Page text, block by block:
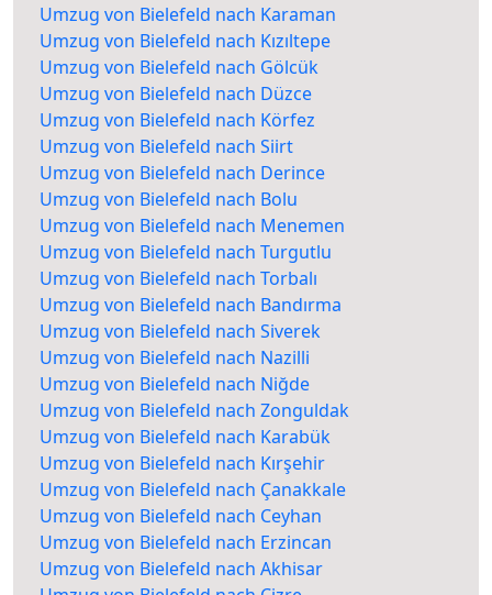
Umzug von Bielefeld nach Karaman
Umzug von Bielefeld nach Kızıltepe
Umzug von Bielefeld nach Gölcük
Umzug von Bielefeld nach Düzce
Umzug von Bielefeld nach Körfez
Umzug von Bielefeld nach Siirt
Umzug von Bielefeld nach Derince
Umzug von Bielefeld nach Bolu
Umzug von Bielefeld nach Menemen
Umzug von Bielefeld nach Turgutlu
Umzug von Bielefeld nach Torbalı
Umzug von Bielefeld nach Bandırma
Umzug von Bielefeld nach Siverek
Umzug von Bielefeld nach Nazilli
Umzug von Bielefeld nach Niğde
Umzug von Bielefeld nach Zonguldak
Umzug von Bielefeld nach Karabük
Umzug von Bielefeld nach Kırşehir
Umzug von Bielefeld nach Çanakkale
Umzug von Bielefeld nach Ceyhan
Umzug von Bielefeld nach Erzincan
Umzug von Bielefeld nach Akhisar